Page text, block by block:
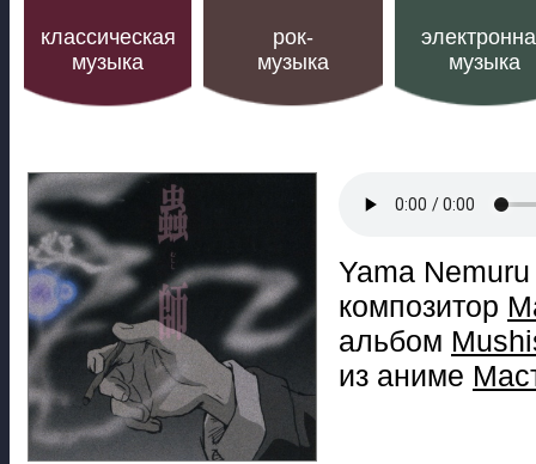
классическая
музыка
рок-
музыка
музыка
Yama
композитор
альбом
из аниме